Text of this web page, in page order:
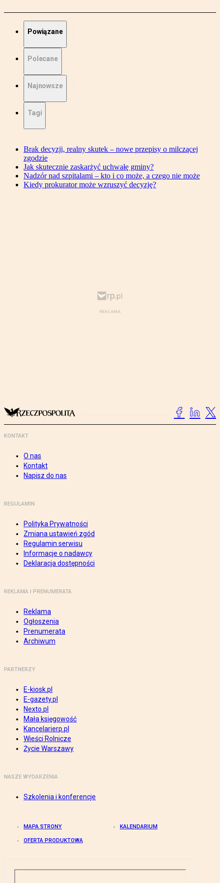
Powiązane
Polecane
Najnowsze
Tagi
Brak decyzji, realny skutek – nowe przepisy o milczącej
zgodzie
Jak skutecznie zaskarżyć uchwałę gminy?
Nadzór nad szpitalami – kto i co może, a czego nie może
Kiedy prokurator może wzruszyć decyzję?
KONTAKT
O nas
Kontakt
Napisz do nas
REGULAMIN
Polityka Prywatności
Zmiana ustawień zgód
Regulamin serwisu
Informacje o nadawcy
Deklaracja dostępności
REKLAMA I PRENUMERATA
Reklama
Ogłoszenia
Prenumerata
Archiwum
PARTNERZY
E-kiosk.pl
E-gazety.pl
Nexto.pl
Mała księgowość
Kancelarierp.pl
Wieści Rolnicze
Życie Warszawy
NASZE WYDARZENIA
Szkolenia i konferencje
MAPA STRONY KALENDARIUM
OFERTA PRODUKTOWA